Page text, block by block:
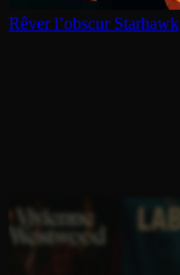
Rêver l’obscur Starhawk